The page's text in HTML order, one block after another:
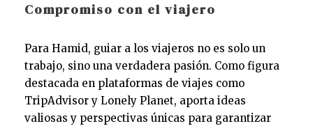
Compromiso con el viajero
Para Hamid, guiar a los viajeros no es solo un
trabajo, sino una verdadera pasión. Como figura
destacada en plataformas de viajes como
TripAdvisor y Lonely Planet, aporta ideas
valiosas y perspectivas únicas para garantizar